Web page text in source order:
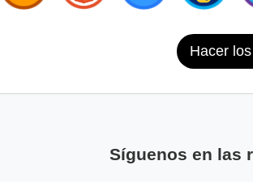
Hacer
Síguenos en las